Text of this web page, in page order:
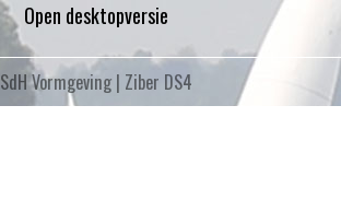
Open desktopversie
SdH Vormgeving | Ziber DS4